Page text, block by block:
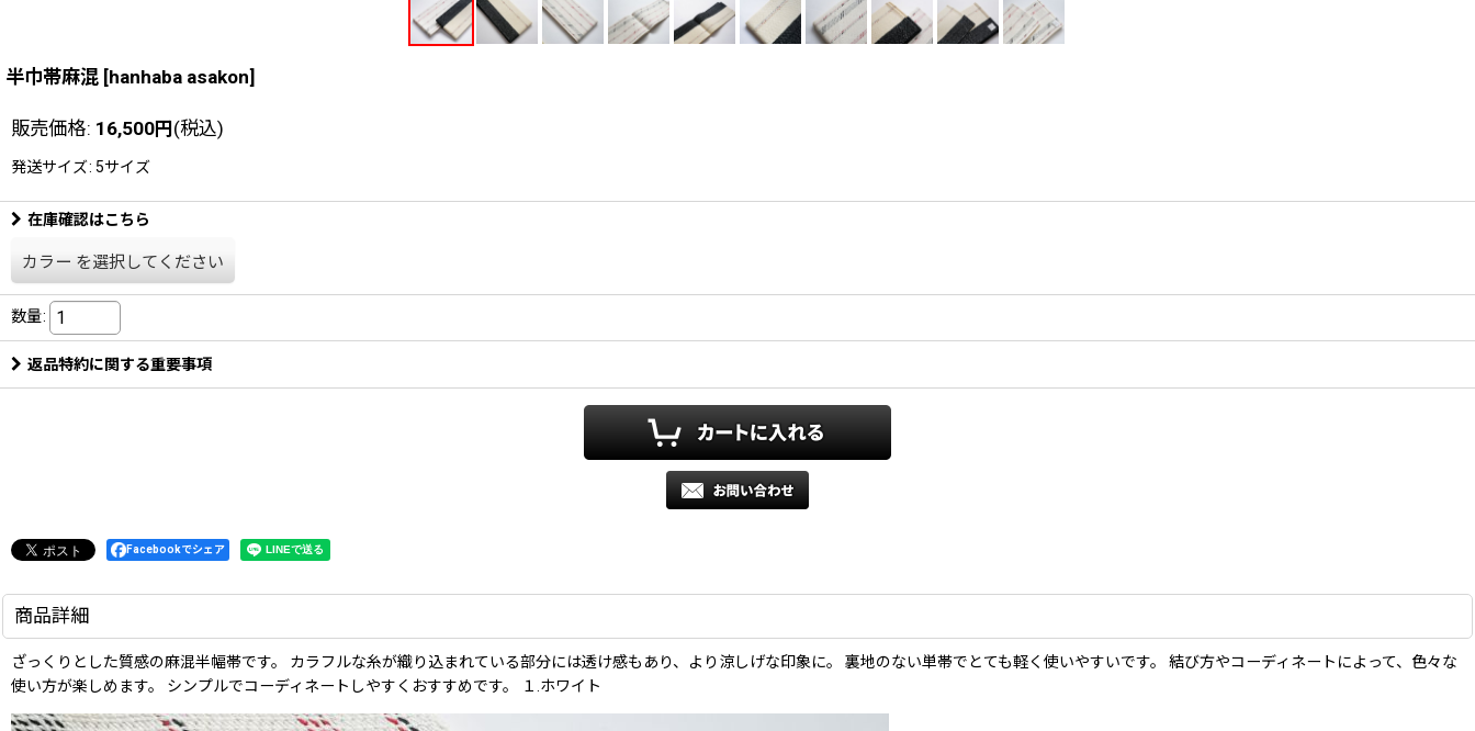
半巾帯麻混 [hanhaba asakon]
販売価格: 16,500円(税込)
発送サイズ: 5サイズ
在庫確認はこちら
カラー を選択してください
数量:
返品特約に関する重要事項
Facebookでシェア
商品詳細
ざっくりとした質感の麻混半幅帯です。 カラフルな糸が織り込まれている部分には透け感もあり、より涼しげな印象に。 裏地のない単帯でとても軽く使いやすいです。 結び方やコーディネートによって、色々な
使い方が楽しめます。 シンプルでコーディネートしやすくおすすめです。 １.ホワイト